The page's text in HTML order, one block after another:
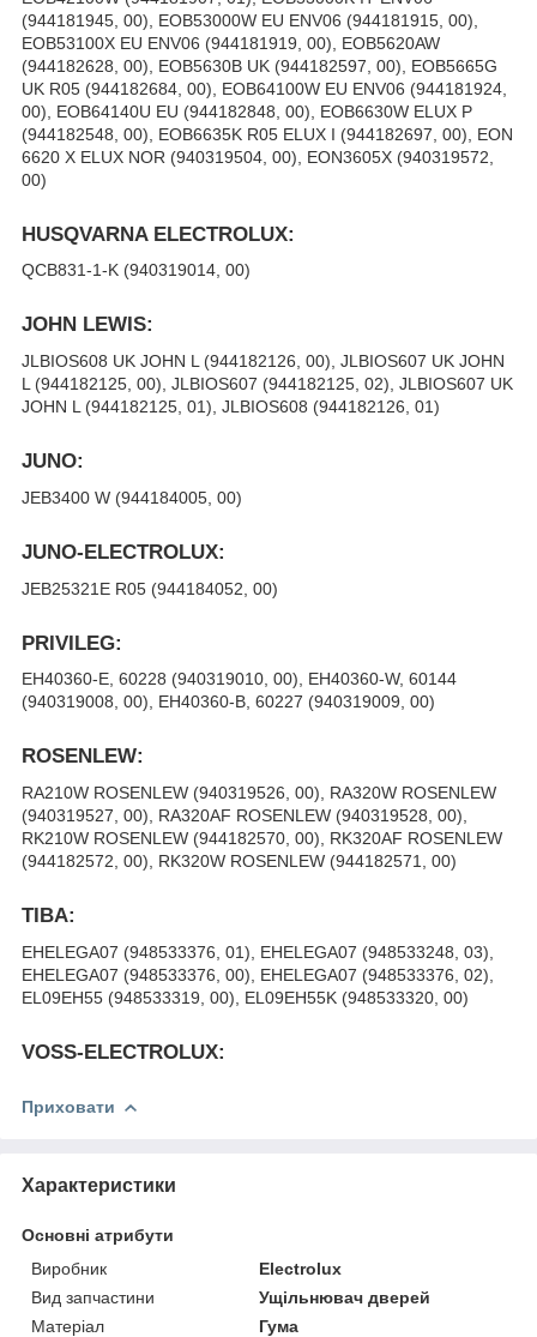
(944181945, 00), EOB53000W EU ENV06 (944181915, 00),
EOB53100X EU ENV06 (944181919, 00), EOB5620AW
(944182628, 00), EOB5630B UK (944182597, 00), EOB5665G
UK R05 (944182684, 00), EOB64100W EU ENV06 (944181924,
00), EOB64140U EU (944182848, 00), EOB6630W ELUX P
(944182548, 00), EOB6635K R05 ELUX I (944182697, 00), EON
6620 X ELUX NOR (940319504, 00), EON3605X (940319572,
00)
HUSQVARNA ELECTROLUX:
QCB831-1-K (940319014, 00)
JOHN LEWIS:
JLBIOS608 UK JOHN L (944182126, 00), JLBIOS607 UK JOHN
L (944182125, 00), JLBIOS607 (944182125, 02), JLBIOS607 UK
JOHN L (944182125, 01), JLBIOS608 (944182126, 01)
JUNO:
JEB3400 W (944184005, 00)
JUNO-ELECTROLUX:
JEB25321E R05 (944184052, 00)
PRIVILEG:
EH40360-E, 60228 (940319010, 00), EH40360-W, 60144
(940319008, 00), EH40360-B, 60227 (940319009, 00)
ROSENLEW:
RA210W ROSENLEW (940319526, 00), RA320W ROSENLEW
(940319527, 00), RA320AF ROSENLEW (940319528, 00),
RK210W ROSENLEW (944182570, 00), RK320AF ROSENLEW
(944182572, 00), RK320W ROSENLEW (944182571, 00)
TIBA:
EHELEGA07 (948533376, 01), EHELEGA07 (948533248, 03),
EHELEGA07 (948533376, 00), EHELEGA07 (948533376, 02),
EL09EH55 (948533319, 00), EL09EH55K (948533320, 00)
VOSS-ELECTROLUX:
Приховати
Характеристики
Основні атрибути
Виробник
Electrolux
Вид запчастини
Ущільнювач дверей
Матеріал
Гума